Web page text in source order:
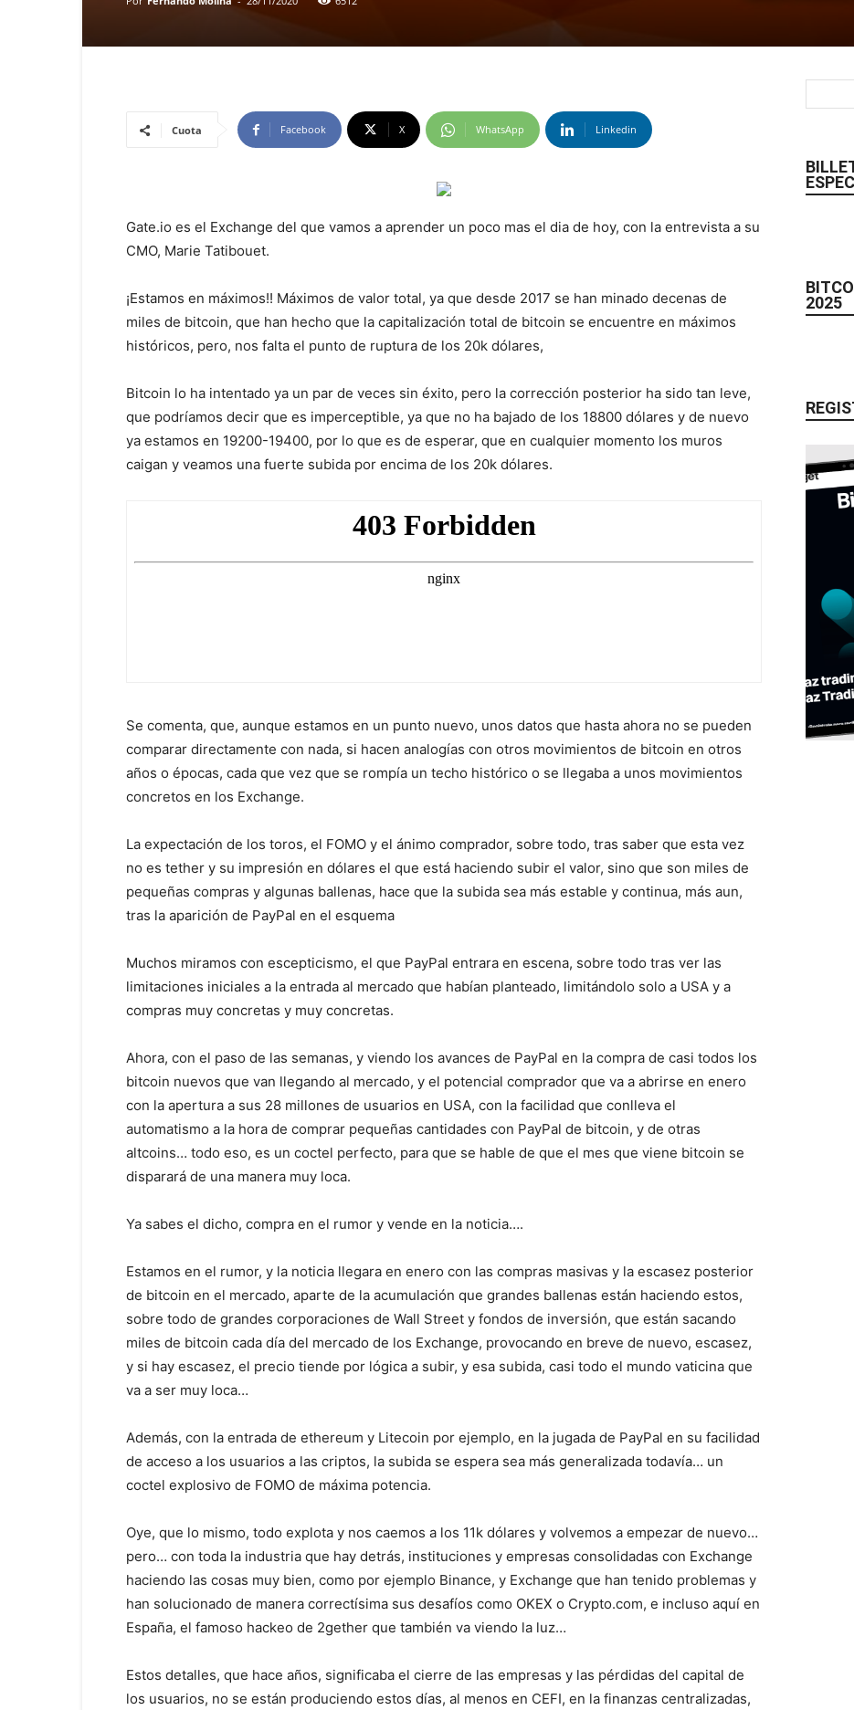
Cuota Facebook X WhatsApp Linkedin
Gate.io es el Exchange del que vamos a aprender un poco mas el dia de hoy, con la entrevista a su
CMO, Marie Tatibouet.
¡Estamos en máximos!! Máximos de valor total, ya que desde 2017 se han minado decenas de
miles de bitcoin, que han hecho que la capitalización total de bitcoin se encuentre en máximos
históricos, pero, nos falta el punto de ruptura de los 20k dólares,
Bitcoin lo ha intentado ya un par de veces sin éxito, pero la corrección posterior ha sido tan leve,
que podríamos decir que es imperceptible, ya que no ha bajado de los 18800 dólares y de nuevo
ya estamos en 19200-19400, por lo que es de esperar, que en cualquier momento los muros
caigan y veamos una fuerte subida por encima de los 20k dólares.
Se comenta, que, aunque estamos en un punto nuevo, unos datos que hasta ahora no se pueden
comparar directamente con nada, si hacen analogías con otros movimientos de bitcoin en otros
años o épocas, cada que vez que se rompía un techo histórico o se llegaba a unos movimientos
concretos en los Exchange.
La expectación de los toros, el FOMO y el ánimo comprador, sobre todo, tras saber que esta vez
no es tether y su impresión en dólares el que está haciendo subir el valor, sino que son miles de
pequeñas compras y algunas ballenas, hace que la subida sea más estable y continua, más aun,
tras la aparición de PayPal en el esquema
Muchos miramos con escepticismo, el que PayPal entrara en escena, sobre todo tras ver las
limitaciones iniciales a la entrada al mercado que habían planteado, limitándolo solo a USA y a
compras muy concretas y muy concretas.
Ahora, con el paso de las semanas, y viendo los avances de PayPal en la compra de casi todos los
bitcoin nuevos que van llegando al mercado, y el potencial comprador que va a abrirse en enero
con la apertura a sus 28 millones de usuarios en USA, con la facilidad que conlleva el
automatismo a la hora de comprar pequeñas cantidades con PayPal de bitcoin, y de otras
altcoins… todo eso, es un coctel perfecto, para que se hable de que el mes que viene bitcoin se
disparará de una manera muy loca.
Ya sabes el dicho, compra en el rumor y vende en la noticia….
Estamos en el rumor, y la noticia llegara en enero con las compras masivas y la escasez posterior
de bitcoin en el mercado, aparte de la acumulación que grandes ballenas están haciendo estos,
sobre todo de grandes corporaciones de Wall Street y fondos de inversión, que están sacando
miles de bitcoin cada día del mercado de los Exchange, provocando en breve de nuevo, escasez,
y si hay escasez, el precio tiende por lógica a subir, y esa subida, casi todo el mundo vaticina que
va a ser muy loca…
Además, con la entrada de ethereum y Litecoin por ejemplo, en la jugada de PayPal en su facilidad
de acceso a los usuarios a las criptos, la subida se espera sea más generalizada todavía… un
coctel explosivo de FOMO de máxima potencia.
Oye, que lo mismo, todo explota y nos caemos a los 11k dólares y volvemos a empezar de nuevo…
pero… con toda la industria que hay detrás, instituciones y empresas consolidadas con Exchange
haciendo las cosas muy bien, como por ejemplo Binance, y Exchange que han tenido problemas y
han solucionado de manera correctísima sus desafíos como OKEX o Crypto.com, e incluso aquí en
España, el famoso hackeo de 2gether que también va viendo la luz…
Estos detalles, que hace años, significaba el cierre de las empresas y las pérdidas del capital de
los usuarios, no se están produciendo estos días, al menos en CEFI, en la finanzas centralizadas,
2025